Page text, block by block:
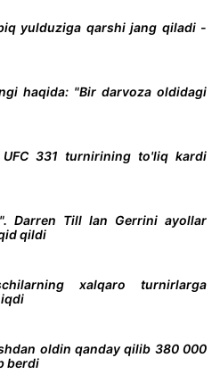
yulduziga qarshi jang qiladi -
haqida: "Bir darvoza oldidagi
331 turnirining to'liq kardi
Darren Till Ian Gerrini ayollar
qildi
xalqaro turnirlarga
oldin qanday qilib 380 000
berdi